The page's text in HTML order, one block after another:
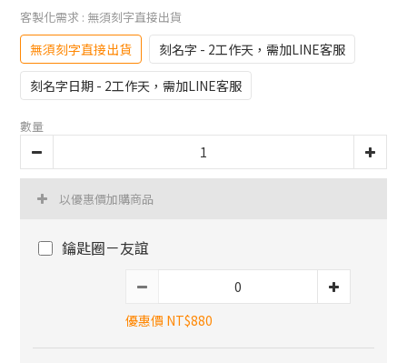
客製化需求 : 無須刻字直接出貨
無須刻字直接出貨
刻名字 - 2工作天，需加LINE客服
刻名字日期 - 2工作天，需加LINE客服
數量
以優惠價加購商品
鑰匙圈－友誼
優惠價 NT$880